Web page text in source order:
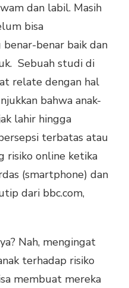
dan labil. Masih
bisa
benar-benar baik dan
Sebuah studi di
relate dengan hal
bahwa anak-
lahir hingga
terbatas atau
risiko online ketika
(smartphone) dan
dari bbc.com,
Nah, mengingat
terhadap risiko
membuat mereka